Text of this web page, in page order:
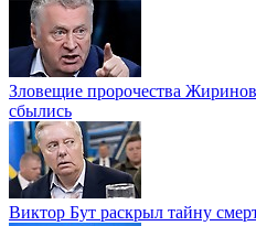
Зловещие пророчества
сбылись
Виктор Бут раскрыл тайну